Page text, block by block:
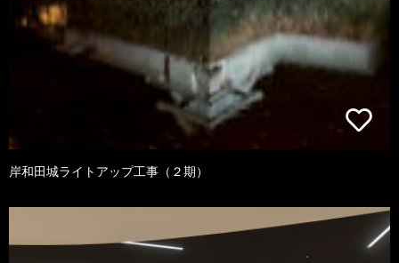
岸和田城ライトアップ工事（２期）